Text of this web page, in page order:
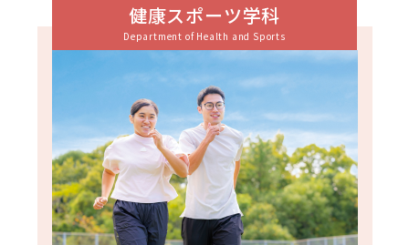
健康スポーツ学科
Department of Health and Sports